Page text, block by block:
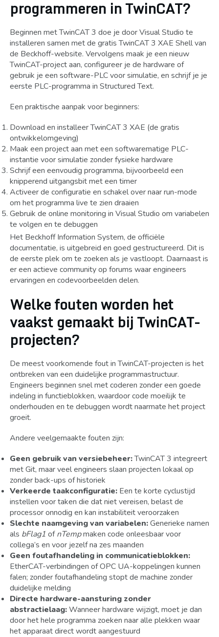
programmeren in TwinCAT?
Beginnen met TwinCAT 3 doe je door Visual Studio te
installeren samen met de gratis TwinCAT 3 XAE Shell van
de Beckhoff-website. Vervolgens maak je een nieuw
TwinCAT-project aan, configureer je de hardware of
gebruik je een software-PLC voor simulatie, en schrijf je je
eerste PLC-programma in Structured Text.
Een praktische aanpak voor beginners:
Download en installeer TwinCAT 3 XAE (de gratis
ontwikkelomgeving)
Maak een project aan met een softwarematige PLC-
instantie voor simulatie zonder fysieke hardware
Schrijf een eenvoudig programma, bijvoorbeeld een
knipperend uitgangsbit met een timer
Activeer de configuratie en schakel over naar run-mode
om het programma live te zien draaien
Gebruik de online monitoring in Visual Studio om variabelen
te volgen en te debuggen
Het Beckhoff Information System, de officiële
documentatie, is uitgebreid en goed gestructureerd. Dit is
de eerste plek om te zoeken als je vastloopt. Daarnaast is
er een actieve community op forums waar engineers
ervaringen en codevoorbeelden delen.
Welke fouten worden het
vaakst gemaakt bij TwinCAT-
projecten?
De meest voorkomende fout in TwinCAT-projecten is het
ontbreken van een duidelijke programmastructuur.
Engineers beginnen snel met coderen zonder een goede
indeling in functieblokken, waardoor code moeilijk te
onderhouden en te debuggen wordt naarmate het project
groeit.
Andere veelgemaakte fouten zijn:
Geen gebruik van versiebeheer:TwinCAT 3 integreert
met Git, maar veel engineers slaan projecten lokaal op
zonder back-ups of historiek
Verkeerde taakconfiguratie: Een te korte cyclustijd
instellen voor taken die dat niet vereisen, belast de
processor onnodig en kan instabiliteit veroorzaken
Slechte naamgeving van variabelen:Generieke namen
als bFlag1 ofnTempmaken code onleesbaar voor
collega’s en voor jezelf na zes maanden
Geen foutafhandeling in communicatieblokken:
EtherCAT-verbindingen of OPC UA-koppelingen kunnen
falen; zonder foutafhandeling stopt de machine zonder
duidelijke melding
Directe hardware-aansturing zonder
abstractielaag:Wanneer hardware wijzigt, moet je dan
door het hele programma zoeken naar alle plekken waar
het apparaat direct wordt aangestuurd